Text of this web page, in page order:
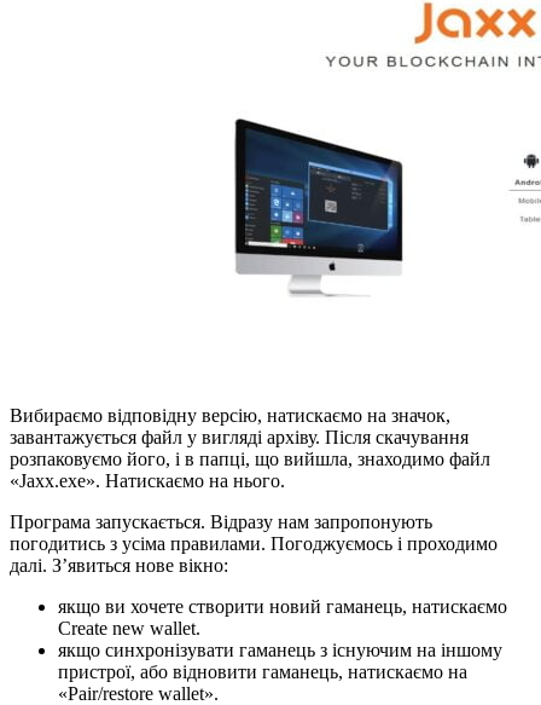
Вибираємо відповідну версію, натискаємо на значок,
завантажується файл у вигляді архіву. Після скачування
розпаковуємо його, і в папці, що вийшла, знаходимо файл
«Jaxx.exe». Натискаємо на нього.
Програма запускається. Відразу нам запропонують
погодитись з усіма правилами. Погоджуємось і проходимо
далі. З’явиться нове вікно:
якщо ви хочете створити новий гаманець, натискаємо
Create new wallet.
якщо синхронізувати гаманець з існуючим на іншому
пристрої, або відновити гаманець, натискаємо на
«Pair/restore wallet».